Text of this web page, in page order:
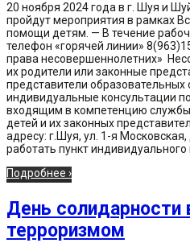
20 ноября 2024 года в г. Шуя и
пройдут мероприятия в рамках
помощи детям. — В течение
телефон «горячей линии»
права несовершеннолетних»
их родители или законные
представители образовательных
индивидуальные консультации
входящим в компетенцию
детей и их законных
адресу: г.Шуя, ул. 1-я
работать пункт
Подробнее ›
День солидарности
терроризмом